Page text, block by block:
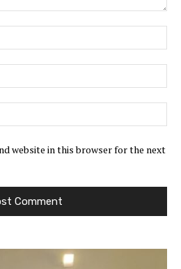
website in this browser for the next